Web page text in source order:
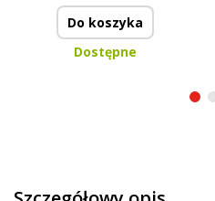
Do koszyka
Dostępne